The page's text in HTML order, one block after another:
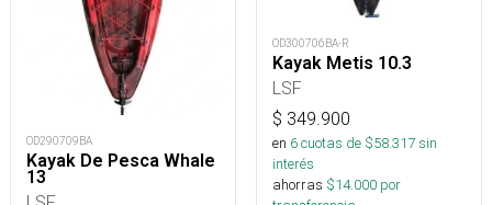
OD290709BA
Kayak De Pesca Whale
13
OD300706BA-R
Kayak Metis 10.3
LSF
$ 349.900
en 6cuotas de $58.317sin
interés
ahorras $14.000 por